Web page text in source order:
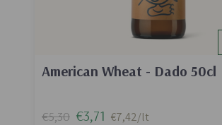
American Wheat - Dado 50cl
€5,30 €3,71 €7,42/lt